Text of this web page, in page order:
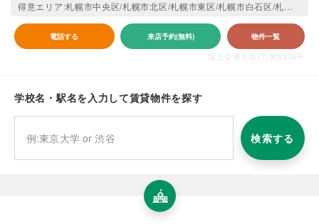
電話する 来店予約(無料) 物件一覧
国土交通大臣(7)第5338号
学校名・駅名を入力して賃貸物件を探す
検索する